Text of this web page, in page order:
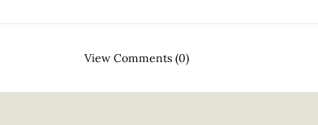
View Comments (0)